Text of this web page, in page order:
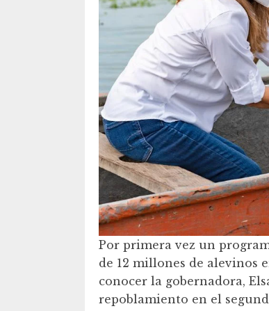
Por primera vez un
de 12 millones de alevinos
conocer la gobernadora,
repoblamiento en el